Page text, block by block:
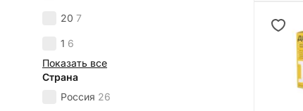
20 7
1 6
Показать все
Страна
Россия 26